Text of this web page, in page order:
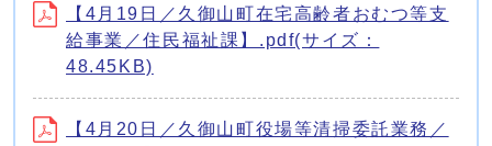
【4月19日／久御山町在宅高齢者おむつ等支
給事業／住民福祉課】.pdf(サイズ：
48.45KB)
【4月20日／久御山町役場等清掃委託業務／